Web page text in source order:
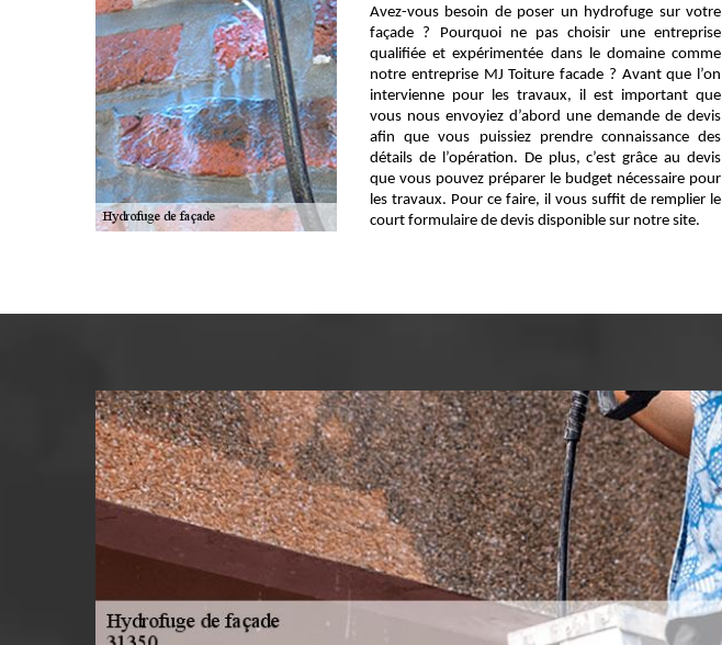
Avez-vous besoin de poser un hydrofuge sur votre
façade ? Pourquoi ne pas choisir une entreprise
qualifiée et expérimentée dans le domaine comme
notre entreprise MJ Toiture facade ? Avant que l’on
intervienne pour les travaux, il est important que
vous nous envoyiez d’abord une demande de devis
afin que vous puissiez prendre connaissance des
détails de l’opération. De plus, c’est grâce au devis
que vous pouvez préparer le budget nécessaire pour
les travaux. Pour ce faire, il vous suffit de remplier le
court formulaire de devis disponible sur notre site.